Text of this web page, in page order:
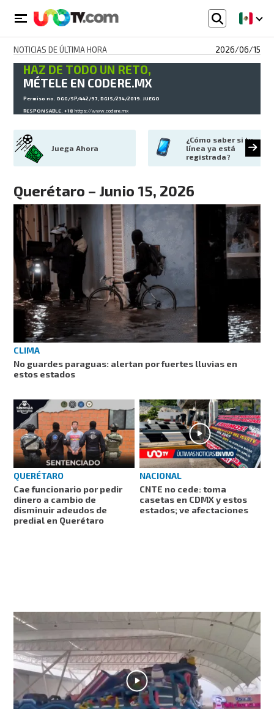
NOTICIAS DE ÚLTIMA HORA 2026/06/15
HAZ DE TODO UN RETO,
MÉTELE EN CODERE.MX
Permiso no. DGG/SP/442/97, DGJS/234/2019. JUEGO
RESPONSABLE. +18https://www.codere.mx
Juega Ahora
¿Cómo saber si tu
línea ya está
registrada?
Querétaro – Junio 15, 2026
CLIMA
No guardes paraguas: alertan por fuertes lluvias en
estos estados
QUERÉTARO
Cae funcionario por pedir
dinero a cambio de
disminuir adeudos de
predial en Querétaro
NACIONAL
CNTE no cede: toma
casetas en CDMX y estos
estados; ve afectaciones